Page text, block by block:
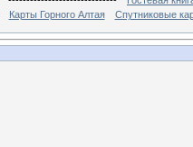
Карты Горного Алтая Спутниковые